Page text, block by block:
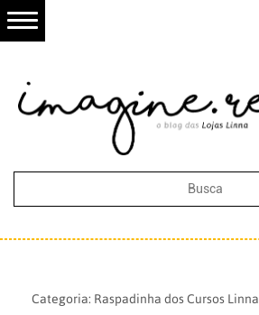
Categoria: Raspadinha dos Cursos Linna